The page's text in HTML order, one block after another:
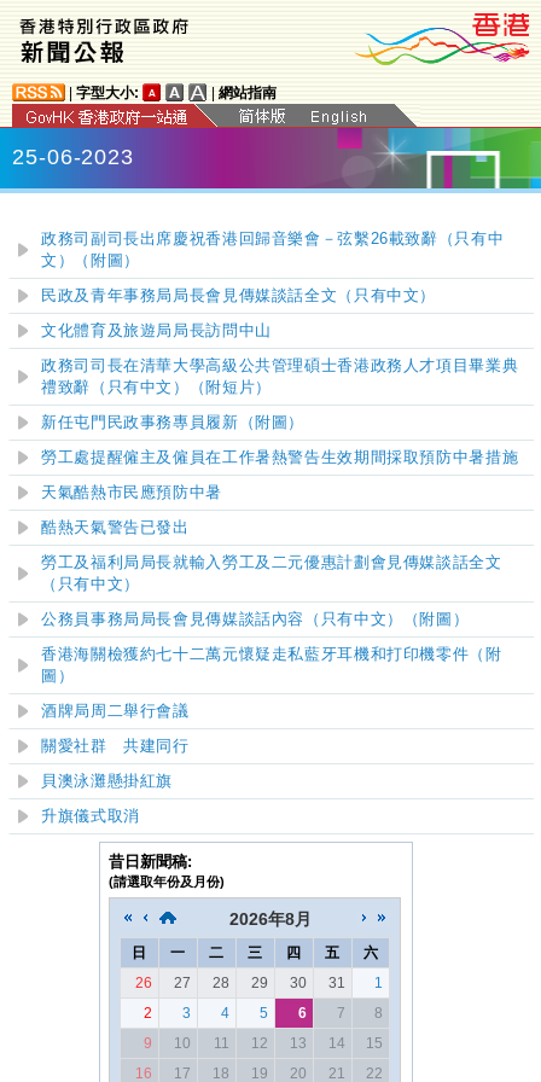
字型大小: 網站指南
25-06-2023
政務司副司長出席慶祝香港回歸音樂會－弦繫26載致辭（只有中
文）（附圖）
民政及青年事務局局長會見傳媒談話全文（只有中文）
文化體育及旅遊局局長訪問中山
政務司司長在清華大學高級公共管理碩士香港政務人才項目畢業典
禮致辭（只有中文）（附短片）
新任屯門民政事務專員履新（附圖）
勞工處提醒僱主及僱員在工作暑熱警告生效期間採取預防中暑措施
天氣酷熱市民應預防中暑
酷熱天氣警告已發出
勞工及福利局局長就輸入勞工及二元優惠計劃會見傳媒談話全文
（只有中文）
公務員事務局局長會見傳媒談話內容（只有中文）（附圖）
香港海關檢獲約七十二萬元懷疑走私藍牙耳機和打印機零件（附
圖）
酒牌局周二舉行會議
關愛社群 共建同行
貝澳泳灘懸掛紅旗
升旗儀式取消
昔日新聞稿:
(請選取年份及月份)
2026年8月
日 一 二 三 四 五
六
26
27 28 29 30 31
1
2
3 4 5 6 7
8
9
10 11 12 13 14
15
16
17 18 19 20 21 22